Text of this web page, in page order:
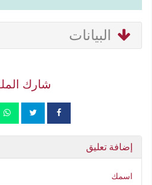
البيانات
شارك
إضافة تعليق
اسمك